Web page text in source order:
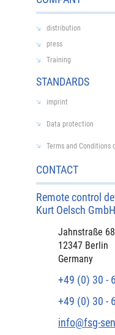
CONTACT
Remote control
Kurt Oelsch GmbH
Jahnstraße
12347 Berlin
Germany
+49 (0) 30 -
+49 (0) 30 -
info@fsg-
distribution
press
Training
STANDARDS
imprint
Data protection
Terms and Conditions